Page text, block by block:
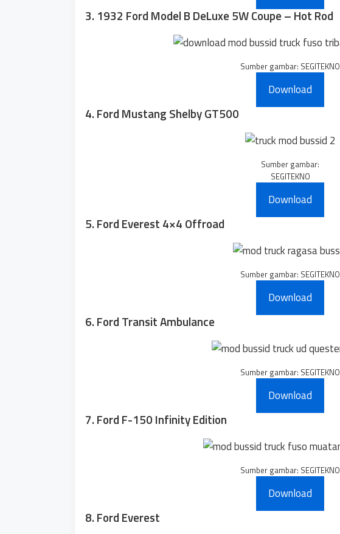
3. 1932 Ford Model B DeLuxe 5W Coupe – Hot Rod
Sumber gambar: SEGITEKNO
Download
4. Ford Mustang Shelby GT500
Sumber gambar:
SEGITEKNO
Download
5. Ford Everest 4×4 Offroad
Sumber gambar: SEGITEKNO
Download
6. Ford Transit Ambulance
Sumber gambar: SEGITEKNO
Download
7. Ford F-150 Infinity Edition
Sumber gambar: SEGITEKNO
Download
8. Ford Everest